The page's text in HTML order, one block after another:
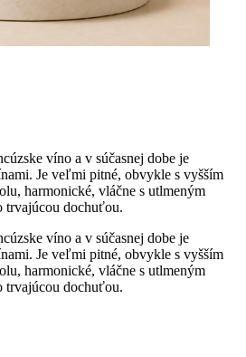
víno a v súčasnej dobe je
Je veľmi pitné, obvykle s vyšším
harmonické, vláčne s utlmeným
trvajúcou dochuťou.
víno a v súčasnej dobe je
Je veľmi pitné, obvykle s vyšším
harmonické, vláčne s utlmeným
trvajúcou dochuťou.